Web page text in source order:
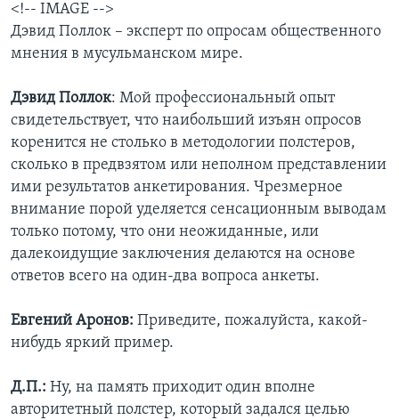
<!-- IMAGE -->
Дэвид Поллок – эксперт по опросам общественного
мнения в мусульманском мире.
Дэвид Поллок: Мой профессиональный опыт
свидетельствует, что наибольший изъян опросов
коренится не столько в методологии полстеров,
сколько в предвзятом или неполном представлении
ими результатов анкетирования. Чрезмерное
внимание порой уделяется сенсационным выводам
только потому, что они неожиданные, или
далекоидущие заключения делаются на основе
ответов всего на один-два вопроса анкеты.
Евгений Аронов: Приведите, пожалуйста, какой-
нибудь яркий пример.
Д.П.: Ну, на память приходит один вполне
авторитетный полстер, который задался целью